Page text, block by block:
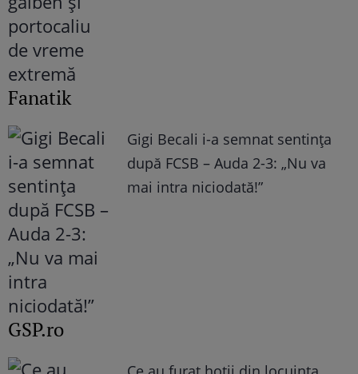
Fanatik
Gigi Becali i-a semnat sentința
după FCSB – Auda 2-3: „Nu va
mai intra niciodată!”
GSP.ro